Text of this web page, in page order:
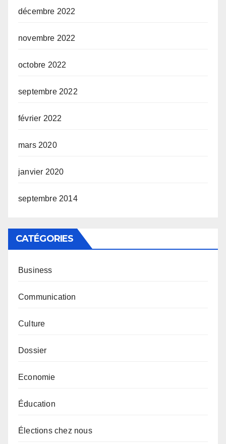
décembre 2022
novembre 2022
octobre 2022
septembre 2022
février 2022
mars 2020
janvier 2020
septembre 2014
CATÉGORIES
Business
Communication
Culture
Dossier
Economie
Éducation
Élections chez nous